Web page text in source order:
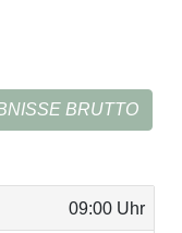
BRUTTO
09:00 Uhr